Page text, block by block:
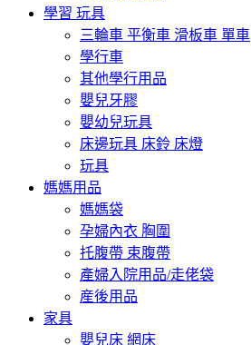
學習 玩具
三輪車 平衡車 滑板車 單車
學行車
其他學行用品
嬰兒牙膠
嬰幼兒玩具
床邊玩具 床鈴 床燈
玩具
媽媽用品
媽媽袋
孕婦內衣 胸圍
托腹帶 束腹帶
產婦入院用品/走佬袋
産後用品
家具
嬰兒床 網床